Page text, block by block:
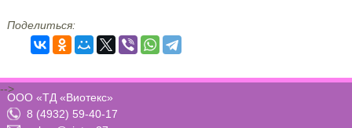
Поделиться:
ООО «ТД «Виотекс»
8 (4932) 59-40-17
-->